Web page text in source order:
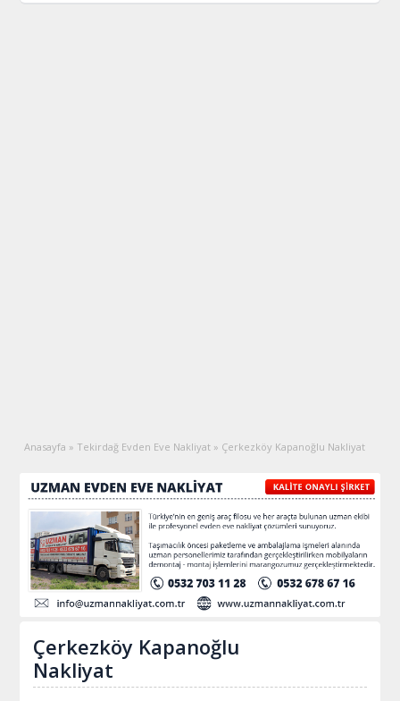
Anasayfa » Tekirdağ Evden Eve Nakliyat » Çerkezköy Kapanoğlu Nakliyat
Çerkezköy Kapanoğlu
Nakliyat